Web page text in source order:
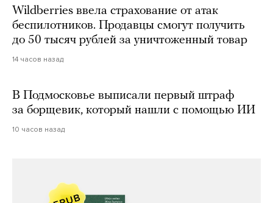
Wildberries ввела страхование от атак
беспилотников. Продавцы смогут получить
до 50 тысяч рублей за уничтоженный товар
14 часов назад
В Подмосковье выписали первый штраф
за борщевик, который нашли с помощью ИИ
10 часов назад